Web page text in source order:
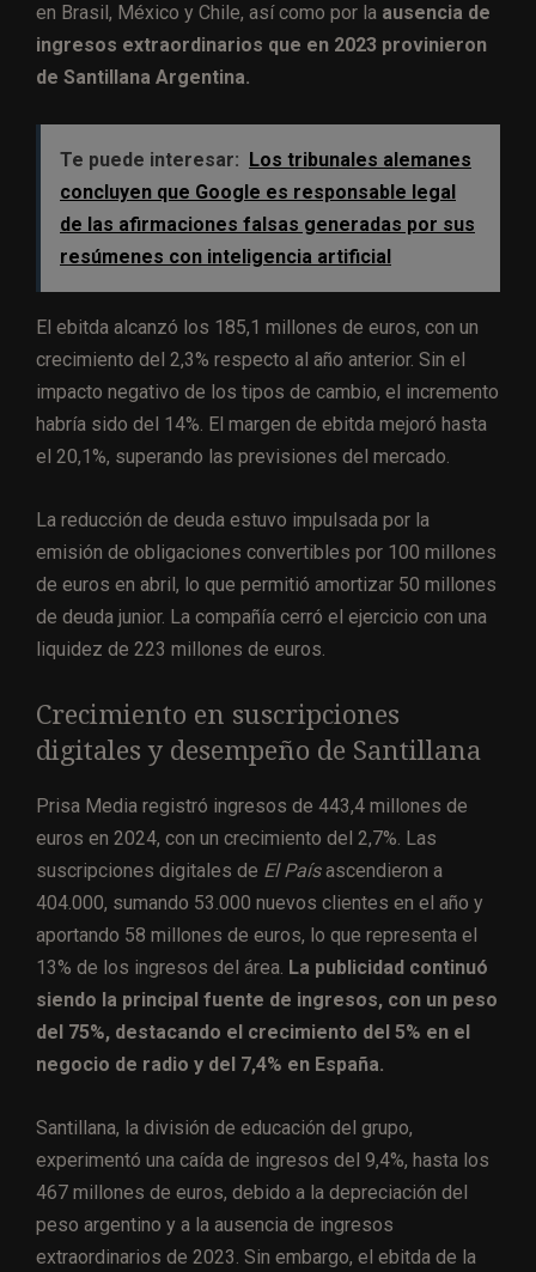
en Brasil, México y Chile, así como por la ausencia de
ingresos extraordinarios que en 2023 provinieron
de Santillana Argentina.
Te puede interesar:
Los tribunales alemanes
concluyen que Google es responsable legal
de las afirmaciones falsas generadas por sus
resúmenes con inteligencia artificial
El ebitda alcanzó los 185,1 millones de euros, con un
crecimiento del 2,3% respecto al año anterior. Sin el
impacto negativo de los tipos de cambio, el incremento
habría sido del 14%. El margen de ebitda mejoró hasta
el 20,1%, superando las previsiones del mercado.
La reducción de deuda estuvo impulsada por la
emisión de obligaciones convertibles por 100 millones
de euros en abril, lo que permitió amortizar 50 millones
de deuda junior. La compañía cerró el ejercicio con una
liquidez de 223 millones de euros.
Crecimiento en suscripciones
digitales y desempeño de Santillana
Prisa Media registró ingresos de 443,4 millones de
euros en 2024, con un crecimiento del 2,7%. Las
suscripciones digitales de El Paísascendieron a
404.000, sumando 53.000 nuevos clientes en el año y
aportando 58 millones de euros, lo que representa el
13% de los ingresos del área. La publicidad continuó
siendo la principal fuente de ingresos, con un peso
del 75%, destacando el crecimiento del 5% en el
negocio de radio y del 7,4% en España.
Santillana, la división de educación del grupo,
experimentó una caída de ingresos del 9,4%, hasta los
467 millones de euros, debido a la depreciación del
peso argentino y a la ausencia de ingresos
extraordinarios de 2023. Sin embargo, el ebitda de la